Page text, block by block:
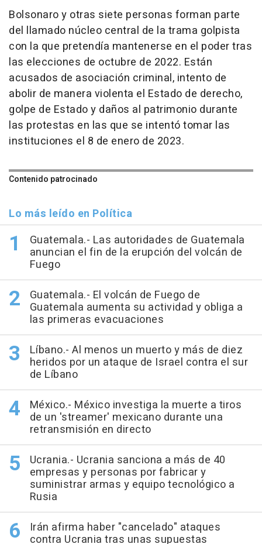
Bolsonaro y otras siete personas forman parte
del llamado núcleo central de la trama golpista
con la que pretendía mantenerse en el poder tras
las elecciones de octubre de 2022. Están
acusados de asociación criminal, intento de
abolir de manera violenta el Estado de derecho,
golpe de Estado y daños al patrimonio durante
las protestas en las que se intentó tomar las
instituciones el 8 de enero de 2023.
Contenido patrocinado
Lo más leído en Política
Guatemala.- Las autoridades de Guatemala
anuncian el fin de la erupción del volcán de
Fuego
Guatemala.- El volcán de Fuego de
Guatemala aumenta su actividad y obliga a
las primeras evacuaciones
Líbano.- Al menos un muerto y más de diez
heridos por un ataque de Israel contra el sur
de Líbano
México.- México investiga la muerte a tiros
de un 'streamer' mexicano durante una
retransmisión en directo
Ucrania.- Ucrania sanciona a más de 40
empresas y personas por fabricar y
suministrar armas y equipo tecnológico a
Rusia
Irán afirma haber "cancelado" ataques
contra Ucrania tras unas supuestas